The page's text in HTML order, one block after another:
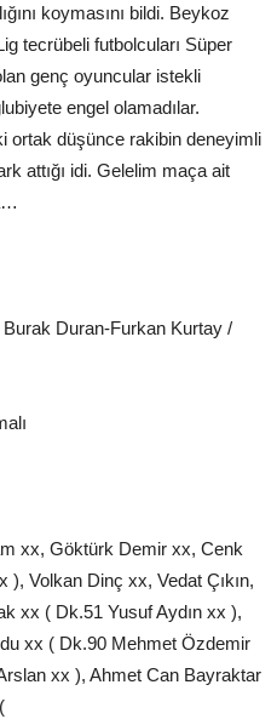
koymasını bildi. Beykoz
tecrübeli futbolcuları Süper
genç oyuncular istekli
engel olamadılar.
ortak düşünce rakibin deneyimli
attığı idi. Gelelim maça ait
Duran-Furkan Kurtay /
xx, Göktürk Demir xx, Cenk
Volkan Dinç xx, Vedat Çıkın,
xx ( Dk.51 Yusuf Aydın xx ),
xx ( Dk.90 Mehmet Özdemir
xx ), Ahmet Can Bayraktar